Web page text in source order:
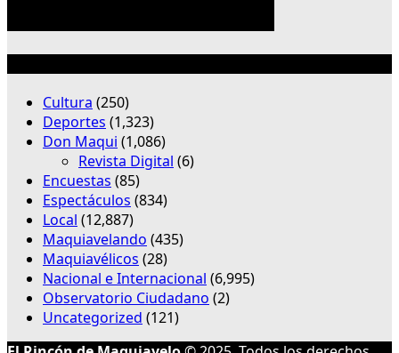
Cultura (250)
Deportes (1,323)
Don Maqui (1,086)
Revista Digital (6)
Encuestas (85)
Espectáculos (834)
Local (12,887)
Maquiavelando (435)
Maquiavélicos (28)
Nacional e Internacional (6,995)
Observatorio Ciudadano (2)
Uncategorized (121)